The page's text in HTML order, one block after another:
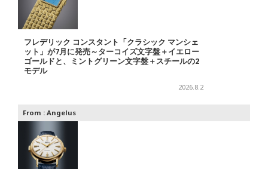
フレデリック コンスタント「クラシック マンシェ
ット」が7月に発売～ターコイズ文字盤＋イエロー
ゴールドと、ミントグリーン文字盤＋スチールの2
モデル
2026.8.2
From : Angelus